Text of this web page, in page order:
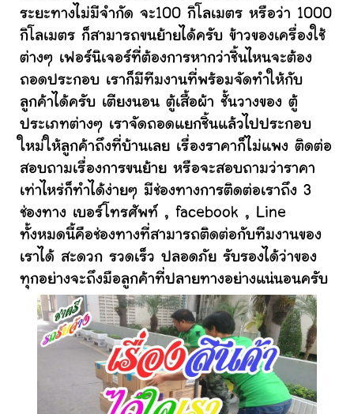
ระยะทางไม่มีจำกัด จะ100 กิโลเมตร หรือว่า 1000
กิโลเมตร ก็สามารถขนย้ายได้ครับ ข้าวของเครื่องใช้
ต่างๆ เฟอร์นิเจอร์ที่ต้องการหากว่าชิ้นไหนจะต้อง
ถอดประกอบ เราก็มีทีมงานที่พร้อมจัดทำให้กับ
ลูกค้าได้ครับ เตียงนอน ตู้เสื้อผ้า ชั้นวางของ ตู้
ประเภทต่างๆ เราจัดถอดแยกชิ้นแล้วไปประกอบ
ใหม่ให้ลูกค้าถึงที่บ้านเลย เรื่องราคาก็ไม่แพง ติดต่อ
สอบถามเรื่องการขนย้าย หรือจะสอบถามว่าราคา
เท่าไหร่ก็ทำได้ง่ายๆ มีช่องทางการติดต่อเราถึง 3
ช่องทาง เบอร์โทรศัพท์ , facebook , Line
ทั้งหมดนี้คือช่องทางที่สามารถติดต่อกับทีมงานของ
เราได้ สะดวก รวดเร็ว ปลอดภัย รับรองได้ว่าของ
ทุกอย่างจะถึงมือลูกค้าที่ปลายทางอย่างแน่นอนครับ